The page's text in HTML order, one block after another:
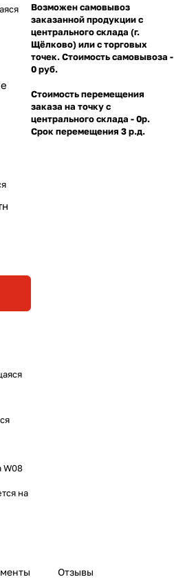
W08
на
на
Возможен самовывоз
заказанной продукции с
центрального склада (г.
Щёлково) или с торговых
точек. Стоимость самовывоза -
0 руб.
Стоимость перемещения
заказа на точку с
центрального склада - 0р.
Срок перемещения 3 р.д.
Отзывы